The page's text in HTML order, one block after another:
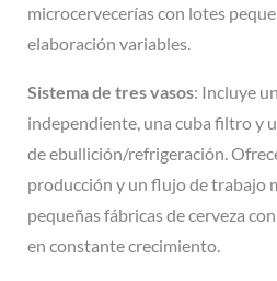
microcervecerías con lotes
elaboración variables.
Sistema de tres vasos: Incluye
independiente, una cuba filtro y
de ebullición/refrigeración.
producción y un flujo de trabajo
pequeñas fábricas de cerveza
en constante crecimiento.